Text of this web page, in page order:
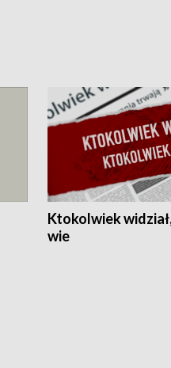
Ktokolwiek
wie